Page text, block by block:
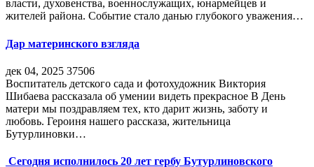
власти, духовенства, военнослужащих, юнармейцев и
жителей района. Событие стало данью глубокого уважения…
Дар материнского взгляда
дек 04, 2025 37506
Воспитатель детского сада и фотохудожник Виктория
Шибаева рассказала об умении видеть прекрасное В День
матери мы поздравляем тех, кто дарит жизнь, заботу и
любовь. Героиня нашего рассказа, жительница
Бутурлиновки…
Сегодня исполнилось 20 лет гербу Бутурлиновского